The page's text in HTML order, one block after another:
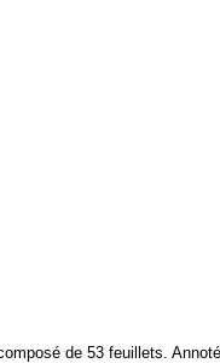
de 53 feuillets.